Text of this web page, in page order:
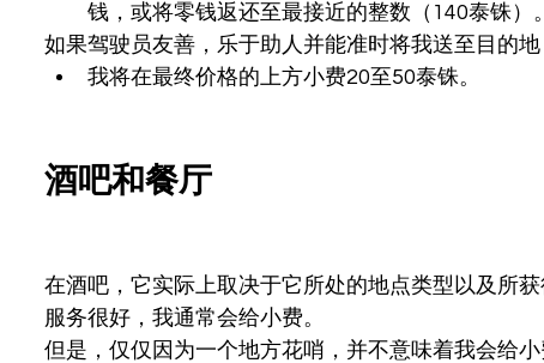
钱，或将零钱返还至最接近的整数（140泰铢）。
如果驾驶员友善，乐于助人并能准时将我送至目的地
我将在最终价格的上方小费20至50泰铢。
酒吧和餐厅
在酒吧，它实际上取决于它所处的地点类型以及所
服务很好，我通常会给小费。
但是，仅仅因为一个地方花哨，并不意味着我会给